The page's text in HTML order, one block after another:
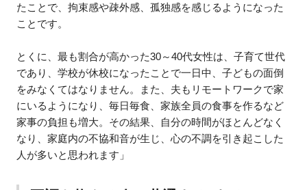
たことで、拘束感や疎外感、孤独感を感じるようになった
ことです。
とくに、最も割合が高かった30～40代女性は、子育て世代
であり、学校が休校になったことで一日中、子どもの面倒
をみなくてはなりません。また、夫もリモートワークで家
にいるようになり、毎日毎食、家族全員の食事を作るなど
家事の負担も増大。その結果、自分の時間がほとんどなく
なり、家庭内の不協和音が生じ、心の不調を引き起こした
人が多いと思われます」